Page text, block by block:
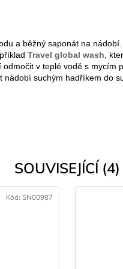
a běžný saponát na
Travel global wash ,
v teplé vodě s mycím
nádobí suchým hadříkem do
SOUVISEJÍCÍ (4)
Kód: SN00987